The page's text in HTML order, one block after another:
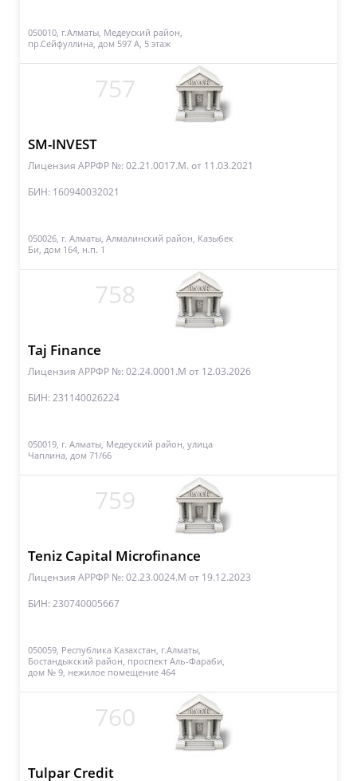
050010, г.Алматы, Медеуский район,
пр.Сейфуллина, дом 597 А, 5 этаж
757
SM-INVEST
Лицензия АРРФР №: 02.21.0017.M. от 11.03.2021
БИН: 160940032021
050026, г. Алматы, Алмалинский район, Казыбек
Би, дом 164, н.п. 1
758
Taj Finance
Лицензия АРРФР №: 02.24.0001.M от 12.03.2026
БИН: 231140026224
050019, г. Алматы, Медеуский район, улица
Чаплина, дом 71/66
759
Teniz Capital Microfinance
Лицензия АРРФР №: 02.23.0024.М от 19.12.2023
БИН: 230740005667
050059, Республика Казахстан, г.Алматы,
Бостандыкский район, проспект Аль-Фараби,
дом № 9, нежилое помещение 464
760
Tulpar Credit